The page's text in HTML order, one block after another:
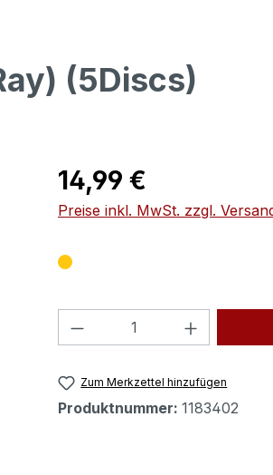
(5Discs)
Regulärer Preis:
14,99 €
Preise inkl. MwSt. zzgl.
Produkt Anzahl:
Zum Merkzettel hinzufügen
Produktnummer: 1183402